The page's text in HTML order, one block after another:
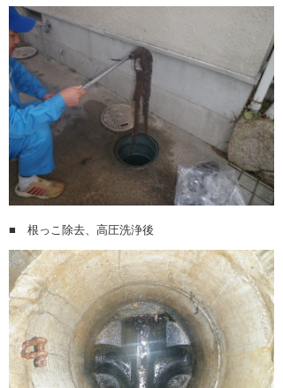
■ 根っこ除去、高圧洗浄後